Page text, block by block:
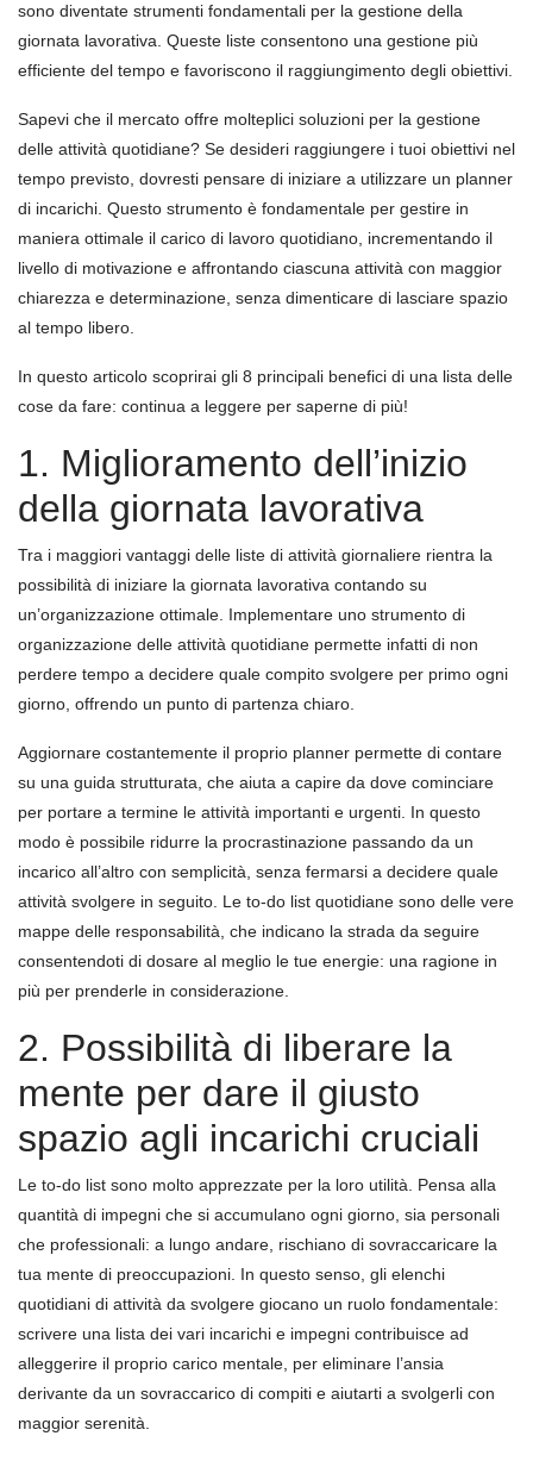
sono diventate strumenti fondamentali per la gestione della
giornata lavorativa. Queste liste consentono una gestione più
efficiente del tempo e favoriscono il raggiungimento degli obiettivi.
Sapevi che il mercato offre molteplici soluzioni per la gestione
delle attività quotidiane? Se desideri raggiungere i tuoi obiettivi nel
tempo previsto, dovresti pensare di iniziare a utilizzare un planner
di incarichi. Questo strumento è fondamentale per gestire in
maniera ottimale il carico di lavoro quotidiano, incrementando il
livello di motivazione e affrontando ciascuna attività con maggior
chiarezza e determinazione, senza dimenticare di lasciare spazio
al tempo libero.
In questo articolo scoprirai gli 8 principali benefici di una lista delle
cose da fare: continua a leggere per saperne di più!
1. Miglioramento dell’inizio
della giornata lavorativa
Tra i maggiori vantaggi delle liste di attività giornaliere rientra la
possibilità di iniziare la giornata lavorativa contando su
un’organizzazione ottimale. Implementare uno strumento di
organizzazione delle attività quotidiane permette infatti di non
perdere tempo a decidere quale compito svolgere per primo ogni
giorno, offrendo un punto di partenza chiaro.
Aggiornare costantemente il proprio planner permette di contare
su una guida strutturata, che aiuta a capire da dove cominciare
per portare a termine le attività importanti e urgenti. In questo
modo è possibile ridurre la procrastinazione passando da un
incarico all’altro con semplicità, senza fermarsi a decidere quale
attività svolgere in seguito. Le to-do list quotidiane sono delle vere
mappe delle responsabilità, che indicano la strada da seguire
consentendoti di dosare al meglio le tue energie: una ragione in
più per prenderle in considerazione.
2. Possibilità di liberare la
mente per dare il giusto
spazio agli incarichi cruciali
Le to-do list sono molto apprezzate per la loro utilità. Pensa alla
quantità di impegni che si accumulano ogni giorno, sia personali
che professionali: a lungo andare, rischiano di sovraccaricare la
tua mente di preoccupazioni. In questo senso, gli elenchi
quotidiani di attività da svolgere giocano un ruolo fondamentale:
scrivere una lista dei vari incarichi e impegni contribuisce ad
alleggerire il proprio carico mentale, per eliminare l’ansia
derivante da un sovraccarico di compiti e aiutarti a svolgerli con
maggior serenità.